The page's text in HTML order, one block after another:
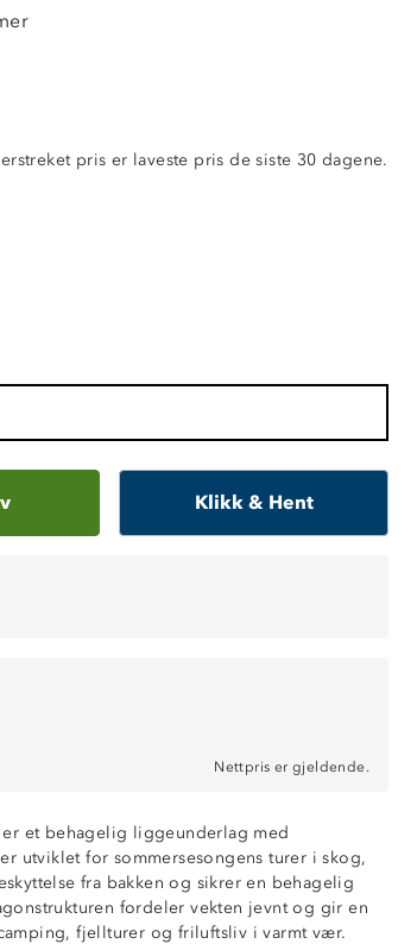
pris er laveste pris de siste 30 dagene.
Klikk & Hent
Nettpris er gjeldende.
et behagelig liggeunderlag med
utviklet for sommersesongens turer i skog,
fra bakken og sikrer en behagelig
fordeler vekten jevnt og gir en
fjellturer og friluftsliv i varmt vær.